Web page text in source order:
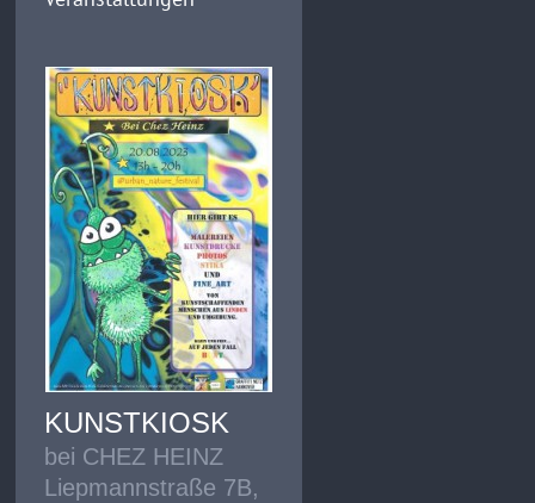
KUNSTKIOSK
bei CHEZ HEINZ
Liepmannstraße 7B,